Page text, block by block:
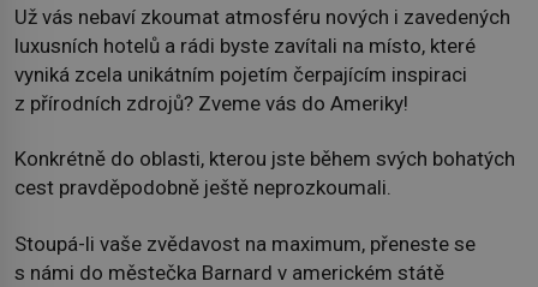
Už vás nebaví zkoumat atmosféru nových i zavedených
luxusních hotelů a rádi byste zavítali na místo, které
vyniká zcela unikátním pojetím čerpajícím inspiraci
z přírodních zdrojů? Zveme vás do Ameriky!
Konkrétně do oblasti, kterou jste během svých bohatých
cest pravděpodobně ještě neprozkoumali.
Stoupá-li vaše zvědavost na maximum, přeneste se
s námi do městečka Barnard v americkém státě